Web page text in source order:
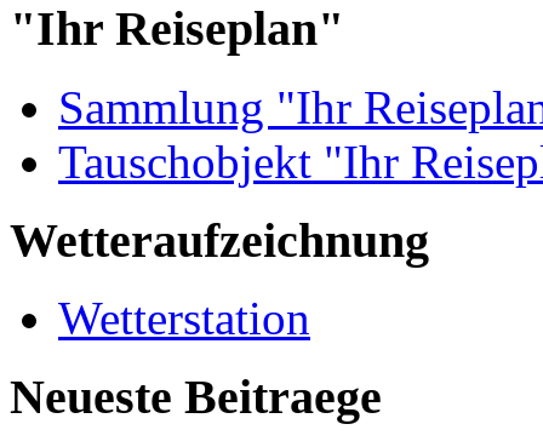
"Ihr Reiseplan"
Sammlung "Ihr
Tauschobjekt "Ihr
Wetteraufzeichnung
Wetterstation
Neueste Beitraege